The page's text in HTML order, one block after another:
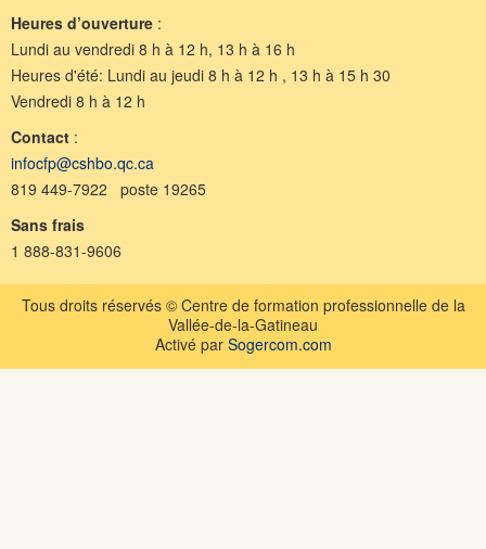
Heures d’ouverture :
Lundi au vendredi 8 h à 12 h, 13 h à 16 h
Heures d'été: Lundi au jeudi 8 h à 12 h , 13 h à 15 h 30
Vendredi 8 h à 12 h
Contact :
infocfp@cshbo.qc.ca
819 449-7922 poste 19265
Sans frais
1 888-831-9606
Tous droits réservés © Centre de formation professionnelle de la
Vallée-de-la-Gatineau
Activé par Sogercom.com